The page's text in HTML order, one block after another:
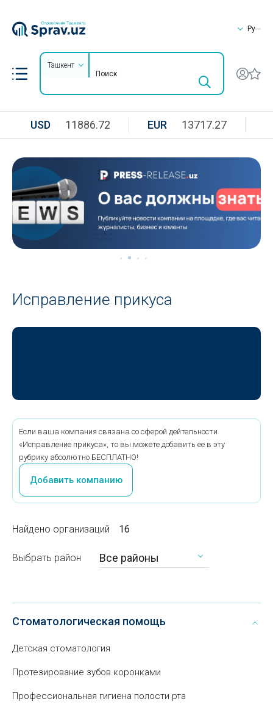
Ру
Ташкент
USD 11886.72 EUR 13717.27
Исправление прикуса
Если ваша компания связана со сферой дейтельности
«Исправление прикуса», то вы можете добавить ее в эту
рубрику абсолютно БЕСПЛАТНО!
Добавить компанию
Найдено организаций 16
Выбрать район Все районы
Стоматологическая помощь
Детская стоматология
Протезирование зубов коронками
Профессиональная гигиена полости рта